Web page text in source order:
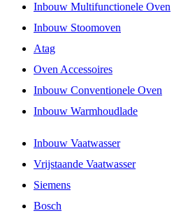
Inbouw Multifunctionele Oven
Inbouw Stoomoven
Atag
Oven Accessoires
Inbouw Conventionele Oven
Inbouw Warmhoudlade
Inbouw Vaatwasser
Vrijstaande Vaatwasser
Siemens
Bosch